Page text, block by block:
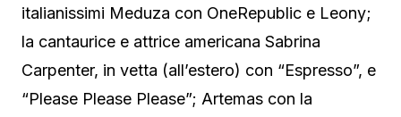
italianissimi Meduza con OneRepublic e Leony;
la cantaurice e attrice americana Sabrina
Carpenter, in vetta (all’estero) con “Espresso”, e
“Please Please Please”; Artemas con la